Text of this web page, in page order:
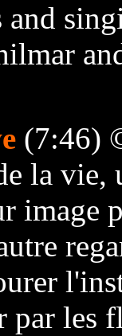
(7:46)
la vie,
image
par les